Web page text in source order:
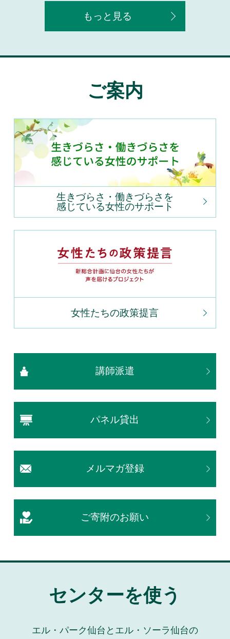
もっと見る
ご案内
生きづらさ・働きづらさを
感じている女性のサポート
女性たちの政策提言
講師派遣
パネル貸出
メルマガ登録
ご寄附のお願い
センターを使う
エル・パーク仙台とエル・ソーラ仙台の